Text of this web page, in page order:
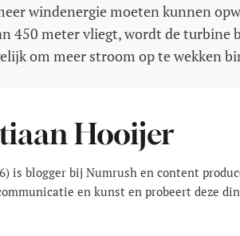
windenergie moeten kunnen
450 meter vliegt, wordt de turbine
om meer stroom op te wekken
Hooijer
is blogger bij Numrush en content
en kunst en probeert deze